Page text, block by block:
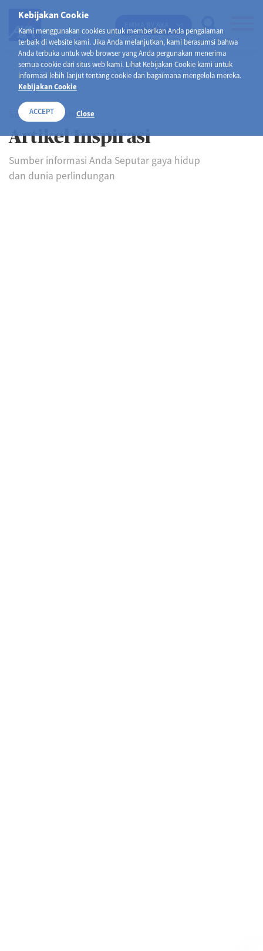
Kebijakan Cookie
Kami menggunakan cookies untuk memberikan Anda pengalaman
terbaik di website kami. Jika Anda melanjutkan, kami berasumsi bahwa
Anda terbuka untuk web browser yang Anda pergunakan menerima
semua cookie dari situs web kami. Lihat Kebijakan Cookie kami untuk
informasi lebih lanjut tentang cookie dan bagaimana mengelola mereka.
Kebijakan Cookie
ACCEPT Close
SELAMAT DATANG DI
Artikel Inspirasi
Sumber informasi Anda Seputar gaya hidup
dan dunia perlindungan